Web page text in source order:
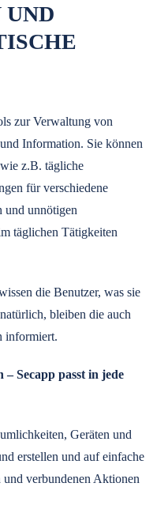
zur Verwaltung von
Information. Sie können
z.B. tägliche
für verschiedene
und unnötigen
täglichen Tätigkeiten
die Benutzer, was sie
bleiben die auch
informiert.
Secapp passt in jede
Geräten und
erstellen und auf einfache
verbundenen Aktionen